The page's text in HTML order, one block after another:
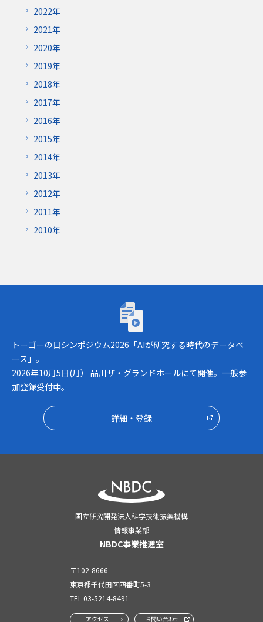
2022年
2021年
2020年
2019年
2018年
2017年
2016年
2015年
2014年
2013年
2012年
2011年
2010年
トーゴーの日シンポジウム2026「AIが研究
トーゴーの日シンポジウム2026「AIが研究する時代のデータベ
ース」。
2026年10月5日(月） 品川ザ・グランドホールにて開催。一般参
加登録受付中。
詳細・登録
国立研究開発法人科学技術振興機構
情報事業部
NBDC事業推進室
〒102-8666
東京都千代田区四番町5-3
TEL 03-5214-8491
アクセス お問い合わせ